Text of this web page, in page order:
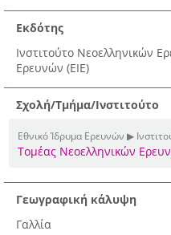
Εκδότης
Ινστιτούτο Νεοελληνικών
Ερευνών (ΕΙΕ)
Σχολή/Τμήμα/Ινστιτούτο
Εθνικό Ίδρυμα Ερευνών ▶
Τομέας Νεοελληνικών
Γεωγραφική κάλυψη
Γαλλία